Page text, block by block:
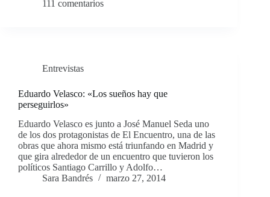
111 comentarios
Entrevistas
Eduardo Velasco: «Los sueños hay que
perseguirlos»
Eduardo Velasco es junto a José Manuel Seda uno
de los dos protagonistas de El Encuentro, una de las
obras que ahora mismo está triunfando en Madrid y
que gira alrededor de un encuentro que tuvieron los
políticos Santiago Carrillo y Adolfo…
Sara Bandrés
marzo 27, 2014